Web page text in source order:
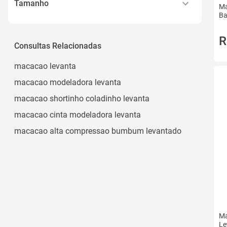
3
Ver todos
Tamanho
Consultas Relacionadas
macacao levanta
macacao modeladora levanta
macacao shortinho coladinho levanta
macacao cinta modeladora levanta
macacao alta compressao bumbum levantado